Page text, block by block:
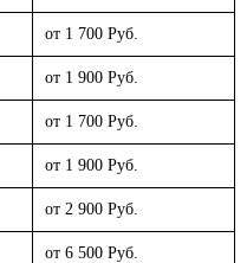
от 1 700 Руб.
от 1 900 Руб.
от 1 700 Руб.
от 1 900 Руб.
от 2 900 Руб.
от 6 500 Руб.